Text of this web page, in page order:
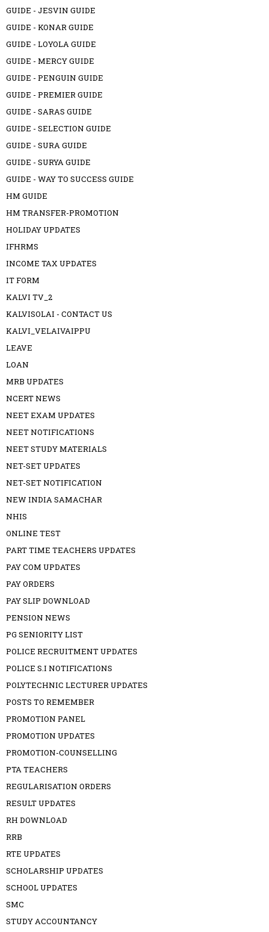
GUIDE - JESVIN GUIDE
GUIDE - KONAR GUIDE
GUIDE - LOYOLA GUIDE
GUIDE - MERCY GUIDE
GUIDE - PENGUIN GUIDE
GUIDE - PREMIER GUIDE
GUIDE - SARAS GUIDE
GUIDE - SELECTION GUIDE
GUIDE - SURA GUIDE
GUIDE - SURYA GUIDE
GUIDE - WAY TO SUCCESS GUIDE
HM GUIDE
HM TRANSFER-PROMOTION
HOLIDAY UPDATES
IFHRMS
INCOME TAX UPDATES
IT FORM
KALVI TV_2
KALVISOLAI - CONTACT US
KALVI_VELAIVAIPPU
LEAVE
LOAN
MRB UPDATES
NCERT NEWS
NEET EXAM UPDATES
NEET NOTIFICATIONS
NEET STUDY MATERIALS
NET-SET UPDATES
NET-SET NOTIFICATION
NEW INDIA SAMACHAR
NHIS
ONLINE TEST
PART TIME TEACHERS UPDATES
PAY COM UPDATES
PAY ORDERS
PAY SLIP DOWNLOAD
PENSION NEWS
PG SENIORITY LIST
POLICE RECRUITMENT UPDATES
POLICE S.I NOTIFICATIONS
POLYTECHNIC LECTURER UPDATES
POSTS TO REMEMBER
PROMOTION PANEL
PROMOTION UPDATES
PROMOTION-COUNSELLING
PTA TEACHERS
REGULARISATION ORDERS
RESULT UPDATES
RH DOWNLOAD
RRB
RTE UPDATES
SCHOLARSHIP UPDATES
SCHOOL UPDATES
SMC
STUDY ACCOUNTANCY